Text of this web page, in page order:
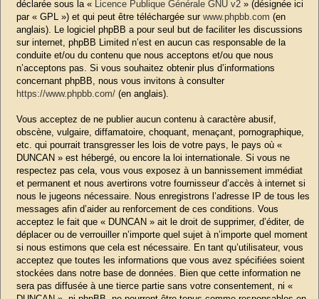
déclarée sous la « Licence Publique Générale GNU v2 » (désignée ici
par « GPL ») et qui peut être téléchargée sur www.phpbb.com (en
anglais). Le logiciel phpBB a pour seul but de faciliter les discussions
sur internet, phpBB Limited n’est en aucun cas responsable de la
conduite et/ou du contenu que nous acceptons et/ou que nous
n’acceptons pas. Si vous souhaitez obtenir plus d’informations
concernant phpBB, nous vous invitons à consulter
https://www.phpbb.com/ (en anglais).
Vous acceptez de ne publier aucun contenu à caractère abusif,
obscène, vulgaire, diffamatoire, choquant, menaçant, pornographique,
etc. qui pourrait transgresser les lois de votre pays, le pays où «
DUNCAN » est hébergé, ou encore la loi internationale. Si vous ne
respectez pas cela, vous vous exposez à un bannissement immédiat
et permanent et nous avertirons votre fournisseur d’accès à internet si
nous le jugeons nécessaire. Nous enregistrons l’adresse IP de tous les
messages afin d’aider au renforcement de ces conditions. Vous
acceptez le fait que « DUNCAN » ait le droit de supprimer, d’éditer, de
déplacer ou de verrouiller n’importe quel sujet à n’importe quel moment
si nous estimons que cela est nécessaire. En tant qu’utilisateur, vous
acceptez que toutes les informations que vous avez spécifiées soient
stockées dans notre base de données. Bien que cette information ne
sera pas diffusée à une tierce partie sans votre consentement, ni «